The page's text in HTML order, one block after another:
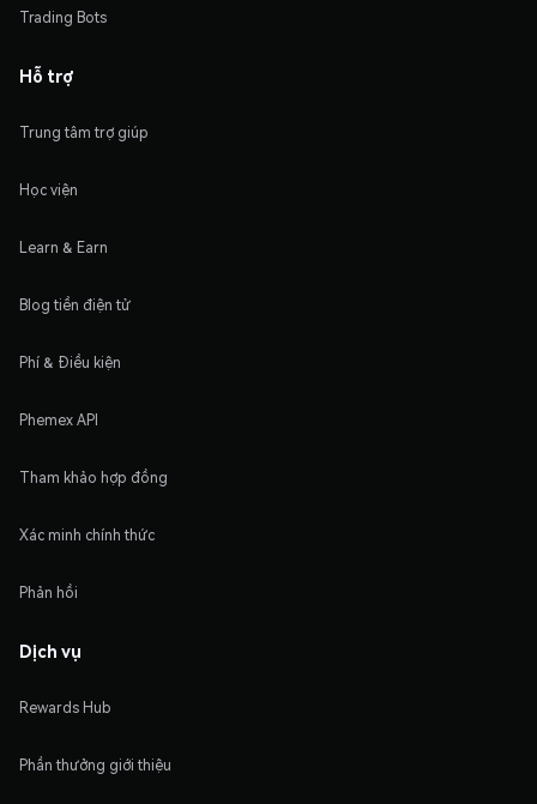
Trading Bots
Hỗ trợ
Trung tâm trợ giúp
Học viện
Learn & Earn
Blog tiền điện tử
Phí & Điều kiện
Phemex API
Tham khảo hợp đồng
Xác minh chính thức
Phản hồi
Dịch vụ
Rewards Hub
Phần thưởng giới thiệu